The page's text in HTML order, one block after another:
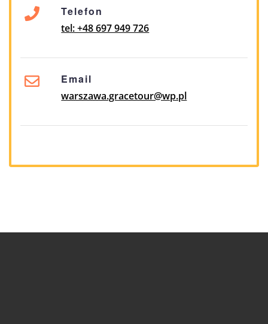
Telefon
tel: +48 697 949 726
Email
warszawa.gracetour@wp.pl